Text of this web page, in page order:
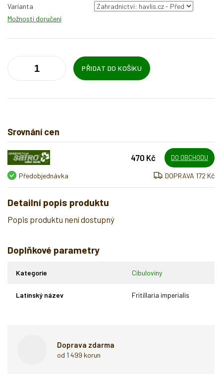
cena:
Varianta
Možnosti doručení
PŘIDAT DO KOŠÍKU
Srovnání cen
470 Kč DO OBCHODU
Předobjednávka DOPRAVA 172 Kč
Detailní popis produktu
Popis produktu není dostupný
Doplňkové parametry
Kategorie Cibuloviny
Latinský název Fritillaria imperialis
Doprava zdarma
od 1 499 korun